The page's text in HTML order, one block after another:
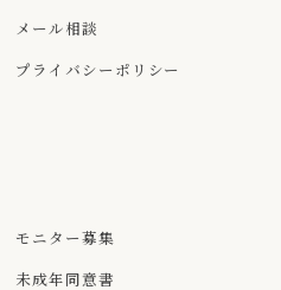
メール相談
プライバシーポリシー
モニター募集
未成年同意書